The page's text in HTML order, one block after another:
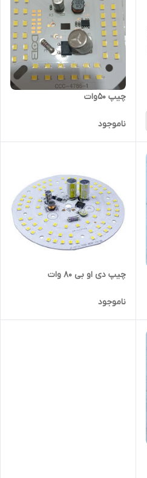
چیپ 50وات
ناموجود
چیپ دی او بی 80 وات
ناموجود